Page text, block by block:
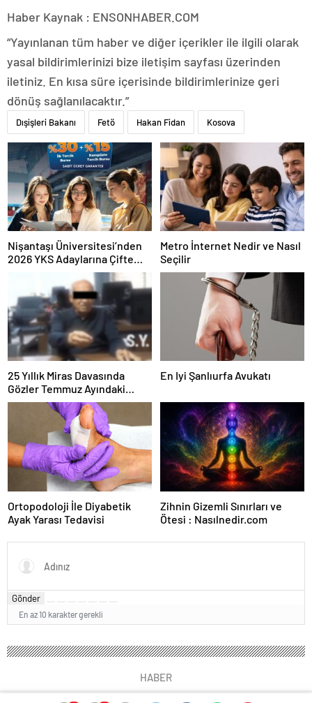
Haber Kaynak : ENSONHABER.COM
“Yayınlanan tüm haber ve diğer içerikler ile ilgili olarak
yasal bildirimlerinizi bize iletişim sayfası üzerinden
iletiniz. En kısa süre içerisinde bildirimlerinize geri
dönüş sağlanılacaktır.”
Dışişleri Bakanı Fetö Hakan Fidan Kosova
Nişantaşı Üniversitesi’nden
2026 YKS Adaylarına Çifte
Güvence: Sabit Ücret ve
Kesintisiz Burs
Metro İnternet Nedir ve Nasıl
Seçilir
25 Yıllık Miras Davasında
Gözler Temmuz Ayındaki
Karar Duruşmasına Çevrildi
En Iyi Şanlıurfa Avukatı
Ortopodoloji İle Diyabetik
Ayak Yarası Tedavisi
Zihnin Gizemli Sınırları ve
Ötesi : Nasılnedir.com
Gönder
En az 10 karakter gerekli
HABER